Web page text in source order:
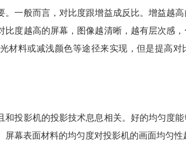
一般而言，对比度跟增益成反比。增益越
度越高的屏幕，图像越清晰，越有层次感
材料或减浅颜色等途径来实现，但是提高
投影机的投影技术息息相关。好的均匀度
幕表面材料的均匀度对投影机的画面均匀性